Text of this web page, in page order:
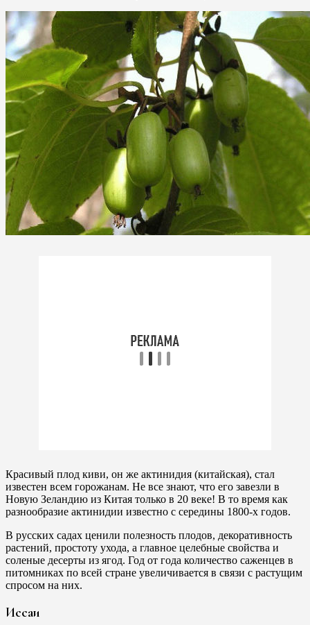
Красивый плод киви, он же актинидия (китайская), стал
известен всем горожанам. Не все знают, что его завезли в
Новую Зеландию из Китая только в 20 веке! В то время как
разнообразие актинидии известно с середины 1800-х годов.
В русских садах ценили полезность плодов, декоративность
растений, простоту ухода, а главное целебные свойства и
соленые десерты из ягод. Год от года количество саженцев в
питомниках по всей стране увеличивается в связи с растущим
спросом на них.
Иссаи